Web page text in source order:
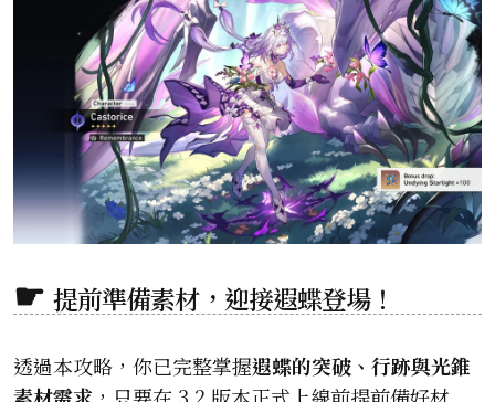
提前準備素材，迎接遐蝶登場！
透過本攻略，你已完整掌握遐蝶的突破、行跡與光錐